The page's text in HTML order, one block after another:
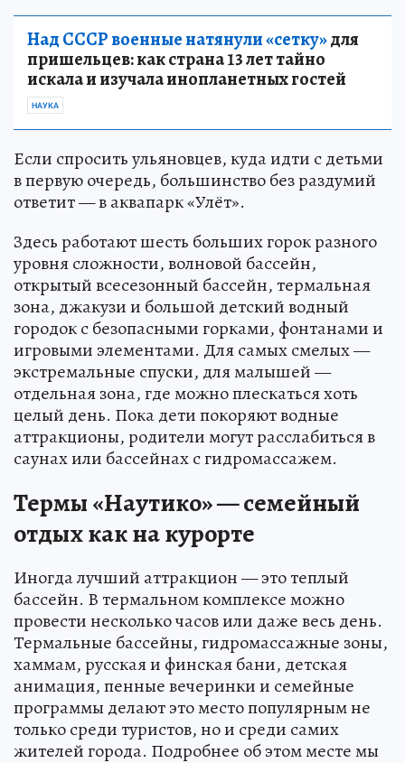
Над СССР военные натянули «сетку»для
пришельцев: как страна 13 лет тайно
искала и изучала инопланетных гостей
НАУКА
Если спросить ульяновцев, куда идти с детьми
в первую очередь, большинство без раздумий
ответит — в аквапарк «Улёт».
Здесь работают шесть больших горок разного
уровня сложности, волновой бассейн,
открытый всесезонный бассейн, термальная
зона, джакузи и большой детский водный
городок с безопасными горками, фонтанами и
игровыми элементами. Для самых смелых —
экстремальные спуски, для малышей —
отдельная зона, где можно плескаться хоть
целый день. Пока дети покоряют водные
аттракционы, родители могут расслабиться в
саунах или бассейнах с гидромассажем.
Термы «Наутико» — семейный
отдых как на курорте
Иногда лучший аттракцион — это теплый
бассейн. В термальном комплексе можно
провести несколько часов или даже весь день.
Термальные бассейны, гидромассажные зоны,
хаммам, русская и финская бани, детская
анимация, пенные вечеринки и семейные
программы делают это место популярным не
только среди туристов, но и среди самих
жителей города. Подробнее об этом месте мы